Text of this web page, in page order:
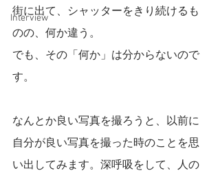
Interview
街に出て、シャッターをきり続けるも
のの、何か違う。
でも、その「何か」は分からないので
す。
なんとか良い写真を撮ろうと、以前に
自分が良い写真を撮った時のことを思
い出してみます。深呼吸をして、人の